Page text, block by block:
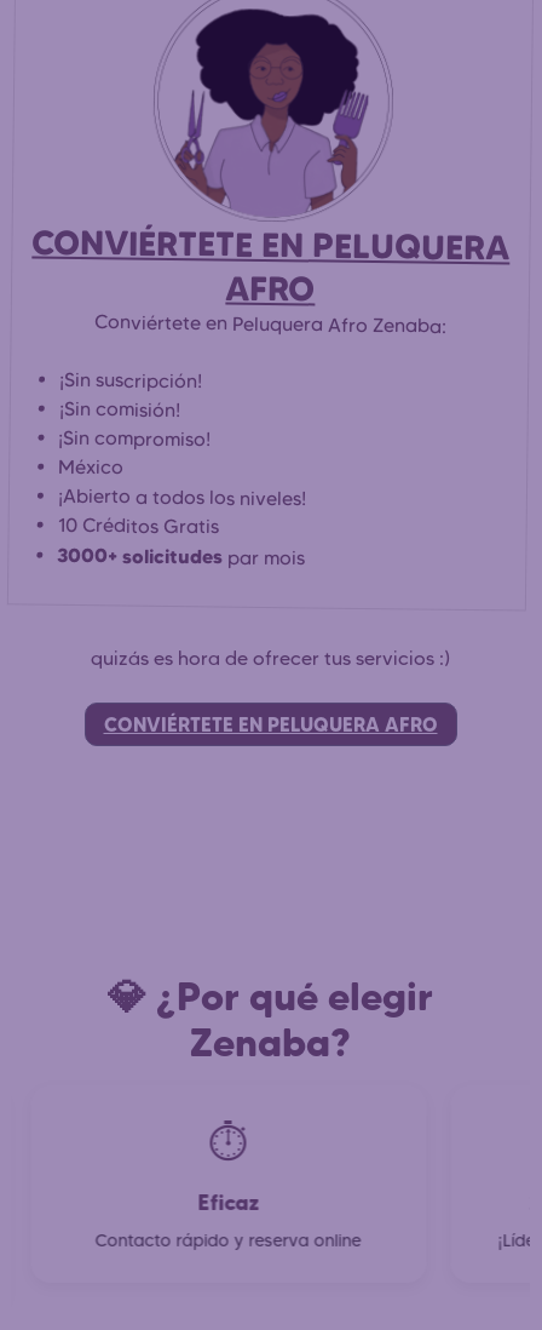
CONVIÉRTETE EN PELUQUERA
AFRO
Conviértete en Peluquera Afro Zenaba:
¡Sin suscripción!
¡Sin comisión!
¡Sin compromiso!
México
¡Abierto a todos los niveles!
10 Créditos Gratis
3000+ solicitudes par mois
quizás es hora de ofrecer tus servicios :)
CONVIÉRTETE EN PELUQUERA AFRO
💎 ¿Por qué elegir
Zenaba?
⏱️
Eficaz
Contacto rápido y reserva online